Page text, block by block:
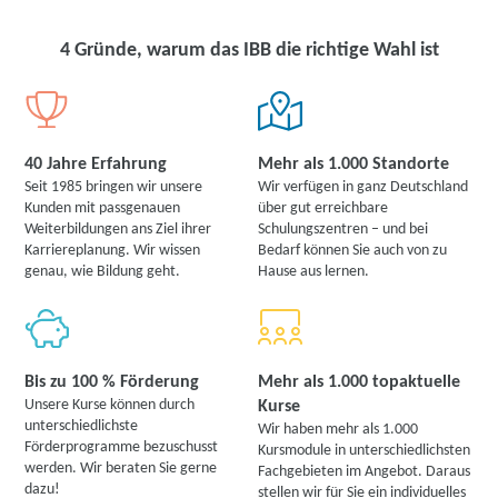
4 Gründe, warum das IBB die richtige Wahl ist
40 Jahre Erfahrung
Seit 1985 bringen wir unsere
Kunden mit passgenauen
Weiterbildungen ans Ziel ihrer
Karriereplanung. Wir wissen
genau, wie Bildung geht.
Mehr als 1.000 Standorte
Wir verfügen in ganz Deutschland
über gut erreichbare
Schulungszentren – und bei
Bedarf können Sie auch von zu
Hause aus lernen.
Bis zu 100 % Förderung
Unsere Kurse können durch
unterschiedlichste
Förderprogramme bezuschusst
werden. Wir beraten Sie gerne
dazu!
Mehr als 1.000 topaktuelle
Kurse
Wir haben mehr als 1.000
Kursmodule in unterschiedlichsten
Fachgebieten im Angebot. Daraus
stellen wir für Sie ein individuelles